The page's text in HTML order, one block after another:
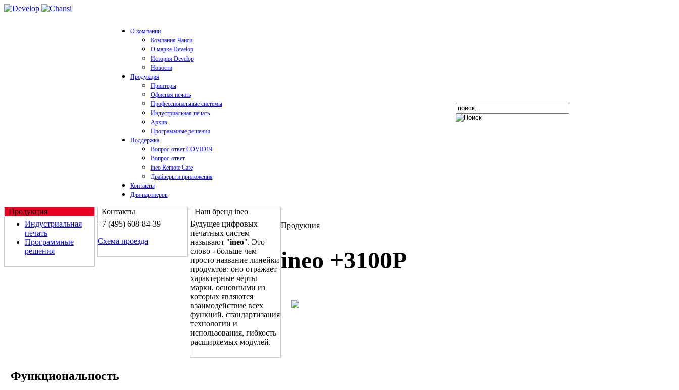
О компании
Компания Чанси
О марке Develop
История Develop
Новости
Продукция
Принтеры
Офисная печать
Профессиональные системы
Индустриальная печать
Архив
Программные решения
Поддержка
Вопрос-ответ COVID19
Вопрос-ответ
ineo Remote Care
Драйверы и приложения
Контакты
Для партнеров
Продукция
Индустриальная
печать
Программные
решения
Контакты
+7 (495) 608-84-39
Схема проезда
Наш бренд ineo
Будущее цифровых
печатных систем
называют "ineo". Это
слово - больше чем
просто название линейки
продуктов: оно отражает
характерные черты
марки, основными из
которых являются
взаимодействие всех
функций, стандартизация
технологии и
использования, гибкость
расширяемых модулей.
Продукция
ineo +3100P
Функциональность